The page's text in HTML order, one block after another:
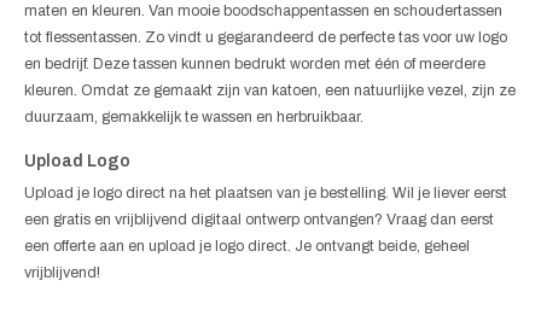
maten en kleuren. Van mooie boodschappentassen en schoudertassen
tot flessentassen. Zo vindt u gegarandeerd de perfecte tas voor uw logo
en bedrijf. Deze tassen kunnen bedrukt worden met één of meerdere
kleuren. Omdat ze gemaakt zijn van katoen, een natuurlijke vezel, zijn ze
duurzaam, gemakkelijk te wassen en herbruikbaar.
Upload Logo
Upload je logo direct na het plaatsen van je bestelling. Wil je liever eerst
een gratis en vrijblijvend digitaal ontwerp ontvangen? Vraag dan eerst
een offerte aan en upload je logo direct. Je ontvangt beide, geheel
vrijblijvend!